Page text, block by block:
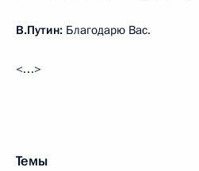
В.Путин: Благодарю Вас.
<…>
Темы